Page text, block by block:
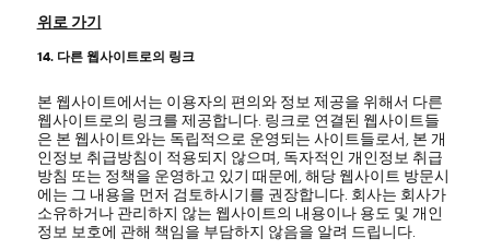
위로 가기
14. 다른 웹사이트로의 링크
본 웹사이트에서는 이용자의 편의와 정보 제공을 위해서 다른
웹사이트로의 링크를 제공합니다. 링크로 연결된 웹사이트들
은 본 웹사이트와는 독립적으로 운영되는 사이트들로서, 본 개
인정보 취급방침이 적용되지 않으며, 독자적인 개인정보 취급
방침 또는 정책을 운영하고 있기 때문에, 해당 웹사이트 방문시
에는 그 내용을 먼저 검토하시기를 권장합니다. 회사는 회사가
소유하거나 관리하지 않는 웹사이트의 내용이나 용도 및 개인
정보 보호에 관해 책임을 부담하지 않음을 알려 드립니다.